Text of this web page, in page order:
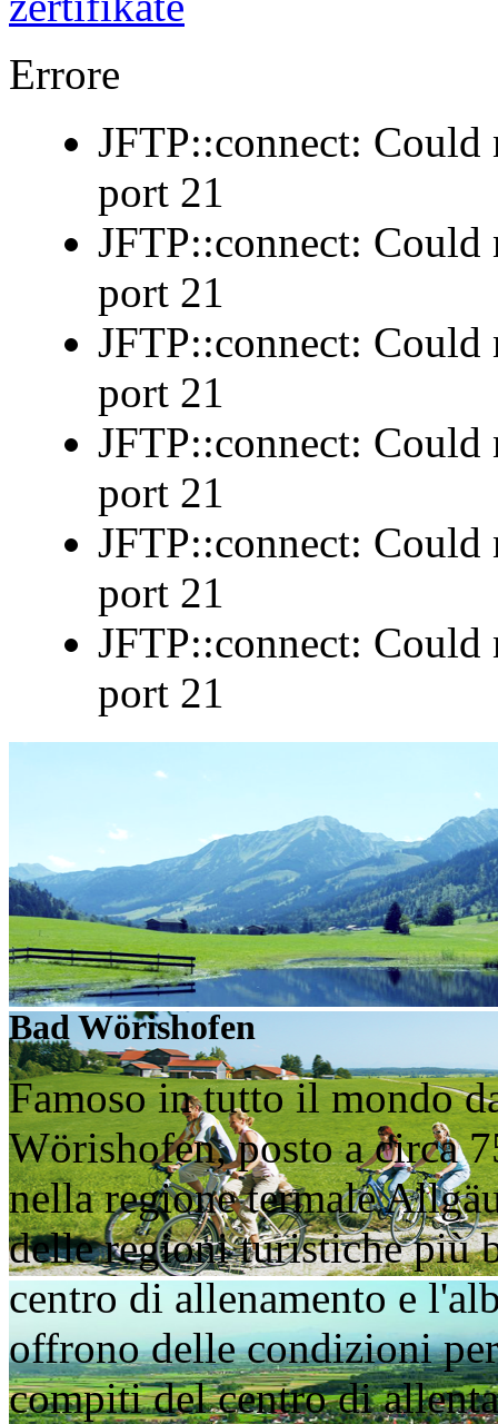
Errore
JFTP::connect:
port 21
JFTP::connect:
port 21
JFTP::connect:
port 21
JFTP::connect:
port 21
JFTP::connect:
port 21
JFTP::connect:
port 21
Bad Wörishofen
Famoso in tutto il mondo
Wörishofen, posto a circa
nella regione termale
delle regioni turistiche più
centro di allenamento e
offrono delle condizioni
compiti del centro di